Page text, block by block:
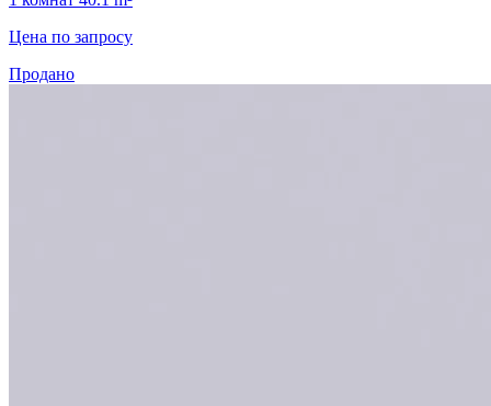
Цена по запросу
Продано